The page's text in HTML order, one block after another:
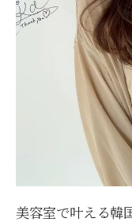
美容室で叶える韓